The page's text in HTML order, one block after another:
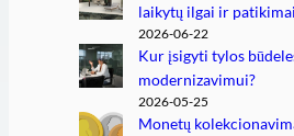
laikytų ilgai ir
2026-06-22
Kur įsigyti tylos
modernizavimui?
2026-05-25
Monetų